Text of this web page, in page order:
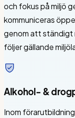
och fokus på miljö
kommuniceras
genom att ständigt
följer gällande
Alkohol- &
Inom